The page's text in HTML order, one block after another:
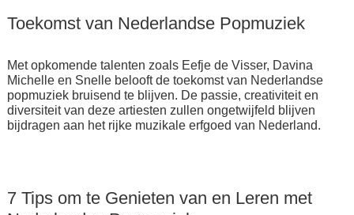
Toekomst van Nederlandse Popmuziek
Met opkomende talenten zoals Eefje de Visser, Davina
Michelle en Snelle belooft de toekomst van Nederlandse
popmuziek bruisend te blijven. De passie, creativiteit en
diversiteit van deze artiesten zullen ongetwijfeld blijven
bijdragen aan het rijke muzikale erfgoed van Nederland.
7 Tips om te Genieten van en Leren met